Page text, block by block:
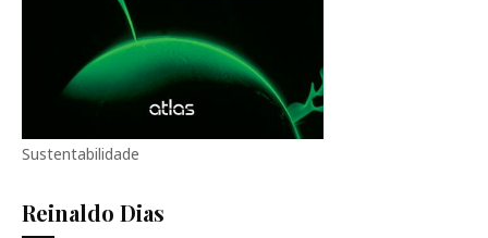
Sustentabilidade
Reinaldo Dias